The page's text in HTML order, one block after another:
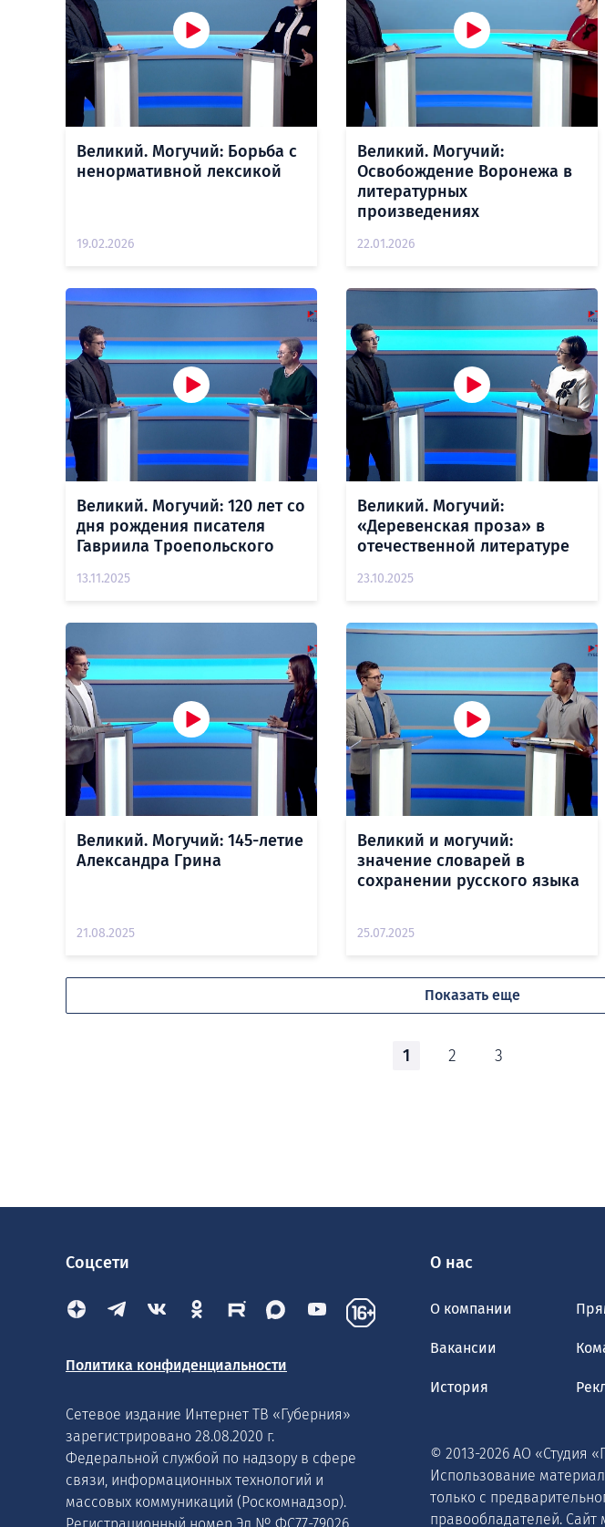
Великий. Могучий: Борьба с
ненормативной лексикой
19.02.2026
Великий. Могучий:
Освобождение Воронежа в
литературных
произведениях
22.01.2026
Великий. Могучий: 120 лет со
дня рождения писателя
Гавриила Троепольского
13.11.2025
Великий. Могучий:
«Деревенская проза» в
отечественной литературе
23.10.2025
Великий. Могучий: 145-летие
Александра Грина
21.08.2025
Великий и могучий:
значение словарей в
сохранении русского языка
25.07.2025
Показать еще
1 2 3
Соцсети
Политика конфиденциальности
Сетевое издание Интернет ТВ «Губерния»
зарегистрировано 28.08.2020 г.
Федеральной службой по надзору в сфере
связи, информационных технологий и
массовых коммуникаций (Роскомнадзор).
О нас
О компании
Вакансии
История
© 2013-2026 АО «Студия
Использование
только с
правообладателей. Сайт